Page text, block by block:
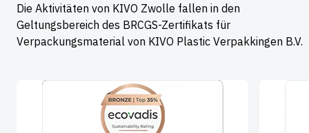
Die Aktivitäten von KIVO Zwolle fallen in den
Geltungsbereich des BRCGS-Zertifikats für
Verpackungsmaterial von KIVO Plastic Verpakkingen B.V.